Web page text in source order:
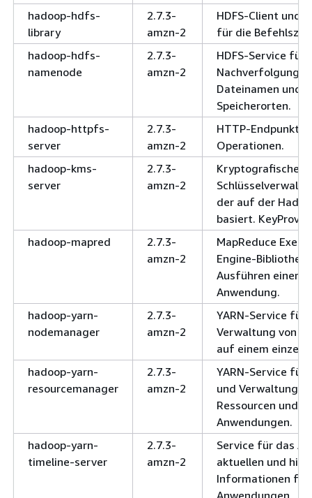
hadoop-hdfs-
library
2.7.3-
amzn-2
HDFS-Client und
für die
hadoop-hdfs-
namenode
2.7.3-
amzn-2
HDFS-Service für
Nachverfolgung
Dateinamen und
Speicherorten.
hadoop-httpfs-
server
2.7.3-
amzn-2
HTTP-Endpunkt
Operationen.
hadoop-kms-
server
2.7.3-
amzn-2
Kryptografischer
der auf der
basiert.
hadoop-mapred
2.7.3-
amzn-2
MapReduce
Engine-
Ausführen einer
Anwendung.
hadoop-yarn-
nodemanager
2.7.3-
amzn-2
YARN-Service für
Verwaltung von
auf einem
hadoop-yarn-
resourcemanager
2.7.3-
amzn-2
YARN-Service für
und Verwaltung
Ressourcen und
Anwendungen.
hadoop-yarn-
timeline-server
2.7.3-
amzn-2
Service für das
aktuellen und
Informationen für
Anwendungen.